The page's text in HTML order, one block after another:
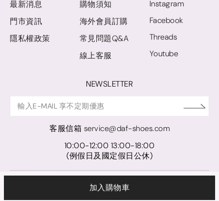
加入購物車
最新消息
門市資訊
隱私權政策
購物須知
海外會員訂購
常見問題Q&A
線上客服
Instagram
Facebook
Threads
Youtube
NEWSLETTER
客服信箱 service@daf-shoes.com
10:00-12:00 13:00-18:00
(例假日及國定假日公休)
© D+AF. 2024 晨希時尚股份有限公司｜統一編號 27921248